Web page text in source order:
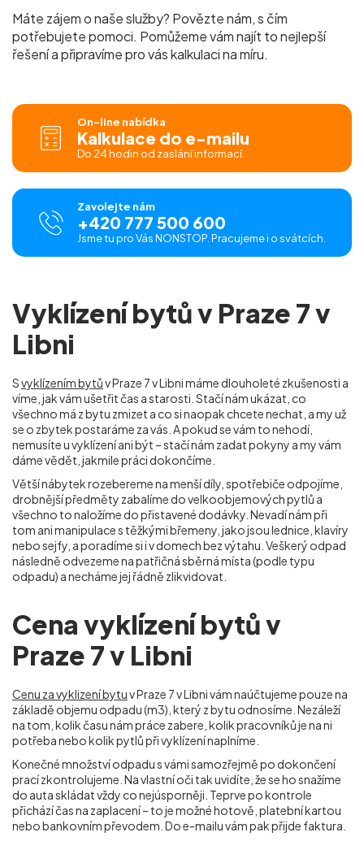
Máte zájem o naše služby? Povězte nám, s čím
potřebujete pomoci. Pomůžeme vám najít to nejlepší
řešení a připravíme pro vás kalkulaci na míru.
On-line nabídka
Kalkulace do e-mailu
Do 24 hodin od zaslání informací.
Zavolejte nám
+420 777 500 600
Jsme tu pro Vás NONSTOP. Pracujeme i o svátcích.
Vyklízení bytů v Praze 7 v
Libni
Svyklízením bytův Praze 7 v Libni máme dlouholeté zkušenosti a
víme, jak vám ušetřit čas a starosti. Stačí nám ukázat, co
všechno má z bytu zmizet a co si naopak chcete nechat, a my už
se o zbytek postaráme za vás. A pokud se vám to nehodí,
nemusíte u vyklízení ani být – stačí nám zadat pokyny a my vám
dáme vědět, jakmile práci dokončíme.
Větší nábytek rozebereme na menší díly, spotřebiče odpojíme,
drobnější předměty zabalíme do velkoobjemových pytlů a
všechno to naložíme do přistavené dodávky. Nevadí nám při
tom ani manipulace s těžkými břemeny, jako jsou lednice, klavíry
nebo sejfy, a poradíme si i v domech bez výtahu. Veškerý odpad
následně odvezeme na patřičná sběrná místa (podle typu
odpadu) a necháme jej řádně zlikvidovat.
Cena vyklízení bytů v
Praze 7 v Libni
Cenu za vyklizení bytuv Praze 7 v Libni vám naúčtujeme pouze na
základě objemu odpadu (m3), který z bytu odnosíme. Nezáleží
na tom, kolik času nám práce zabere, kolik pracovníků je na ni
potřeba nebo kolik pytlů při vyklízení naplníme.
Konečné množství odpadu s vámi samozřejmě po dokončení
prací zkontrolujeme. Na vlastní oči tak uvidíte, že se ho snažíme
do auta skládat vždy co nejúsporněji. Teprve po kontrole
přichází čas na zaplacení – to je možné hotově, platební kartou
nebo bankovním převodem. Do e-mailu vám pak přijde faktura.